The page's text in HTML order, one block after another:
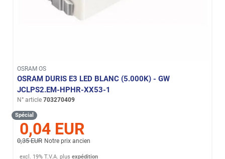
OSRAM OS
OSRAM DURIS E3 LED BLANC (5.000K) - GW
JCLPS2.EM-HPHR-XX53-1
N° article 703270409
Spécial
0,04 EUR
0,35 EUR Notre prix ancien
excl. 19% T.V.A. plusexpédition